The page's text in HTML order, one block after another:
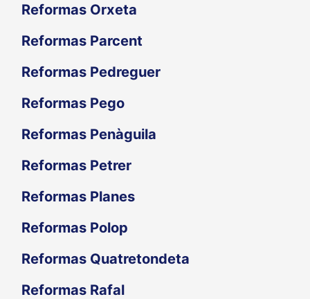
Reformas Orxeta
Reformas Parcent
Reformas Pedreguer
Reformas Pego
Reformas Penàguila
Reformas Petrer
Reformas Planes
Reformas Polop
Reformas Quatretondeta
Reformas Rafal